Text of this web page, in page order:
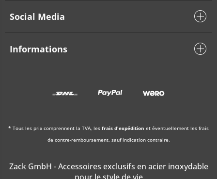
Social Media
Informations
* Tous les prix comprennent la TVA, les frais d'expédition et éventuellement les frais
de contre-remboursement, sauf indication contraire.
Zack GmbH - Accessoires exclusifs en acier inoxydable